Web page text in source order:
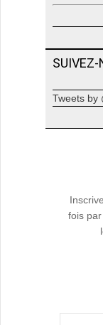
SUIVEZ-
Tweets by
fois